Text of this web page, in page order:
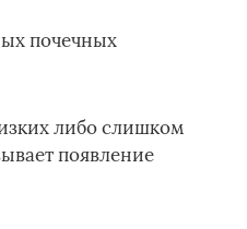
почечных
либо слишком
появление